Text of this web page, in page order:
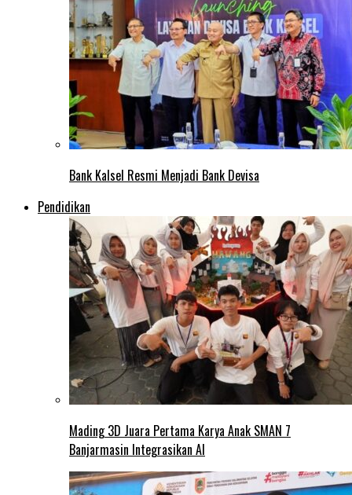
Bank Kalsel Resmi Menjadi Bank Devisa
Pendidikan
Mading 3D Juara Pertama Karya Anak SMAN 7
Banjarmasin Integrasikan AI